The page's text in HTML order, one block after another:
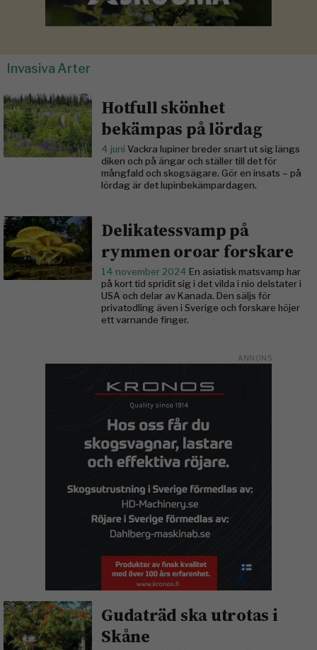
Invasiva Arter
Hotfull skönhet
bekämpas på lördag
4 juni Vackra lupiner breder snart ut sig längs
diken och på ängar och ställer till det för
mångfald och skogsägare. Gör en insats – på
lördag är det lupinbekämpardagen.
Delikatessvamp på
rymmen oroar forskare
14 november 2024 En asiatisk matsvamp har
på kort tid spridit sig i det vilda i nio delstater i
USA och delar av Kanada. Den säljs för
privatodling även i Sverige och forskare höjer
ett varnande finger.
Gudaträd ska utrotas i
Skåne